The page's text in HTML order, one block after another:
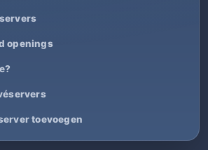
openings
toevoegen